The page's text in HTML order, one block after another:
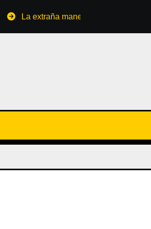
La extraña manera de convertirse en familia